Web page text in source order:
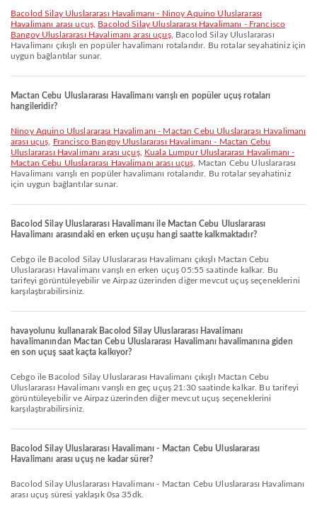
Bacolod Silay Uluslararası Havalimanı - Ninoy Aquino Uluslararası
Havalimanı arası uçuş, Bacolod Silay Uluslararası Havalimanı - Francisco
Bangoy Uluslararası Havalimanı arası uçuş, Bacolod Silay Uluslararası
Havalimanı çıkışlı en popüler havalimanı rotalarıdır. Bu rotalar seyahatiniz için
uygun bağlantılar sunar.
Mactan Cebu Uluslararası Havalimanı varışlı en popüler uçuş rotaları
hangileridir?
Ninoy Aquino Uluslararası Havalimanı - Mactan Cebu Uluslararası Havalimanı
arası uçuş
Francisco Bangoy Uluslararası Havalimanı - Mactan Cebu
Uluslararası Havalimanı arası uçuş, Kuala Lumpur Uluslararası Havalimanı -
Mactan Cebu Uluslararası Havalimanı arası uçuş , Mactan Cebu Uluslararası
Havalimanı varışlı en popüler havalimanı rotalarıdır. Bu rotalar seyahatiniz
için uygun bağlantılar sunar.
Bacolod Silay Uluslararası Havalimanı ile Mactan Cebu Uluslararası
Havalimanı arasındaki en erken uçuşu hangi saatte kalkmaktadır?
Cebgo ile Bacolod Silay Uluslararası Havalimanı çıkışlı Mactan Cebu
Uluslararası Havalimanı varışlı en erken uçuş 05:55 saatinde kalkar. Bu
tarifeyi görüntüleyebilir ve Airpaz üzerinden diğer mevcut uçuş seçeneklerini
karşılaştırabilirsiniz.
havayolunu kullanarak Bacolod Silay Uluslararası Havalimanı
havalimanından Mactan Cebu Uluslararası Havalimanı havalimanına giden
en son uçuş saat kaçta kalkıyor?
Cebgo ile Bacolod Silay Uluslararası Havalimanı çıkışlı Mactan Cebu
Uluslararası Havalimanı varışlı en geç uçuş 21:30 saatinde kalkar. Bu tarifeyi
görüntüleyebilir ve Airpaz üzerinden diğer mevcut uçuş seçeneklerini
karşılaştırabilirsiniz.
Bacolod Silay Uluslararası Havalimanı - Mactan Cebu Uluslararası
Havalimanı arası uçuş ne kadar sürer?
Bacolod Silay Uluslararası Havalimanı - Mactan Cebu Uluslararası Havalimanı
arası uçuş süresi yaklaşık 0sa 35dk.